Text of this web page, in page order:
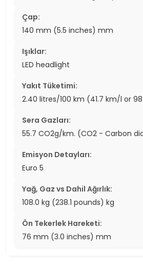
Çap:
140 mm (5.5 inches) mm
Işıklar:
LED headlight
Yakıt Tüketimi:
2.40 litres/100 km (41.7 km/l or
Sera Gazları:
55.7 CO2g/km. (CO2 - Carbon
Emisyon Detayları:
Euro 5
Yağ, Gaz vs Dahil Ağırlık:
108.0 kg (238.1 pounds) kg
Ön Tekerlek Hareketi:
76 mm (3.0 inches) mm